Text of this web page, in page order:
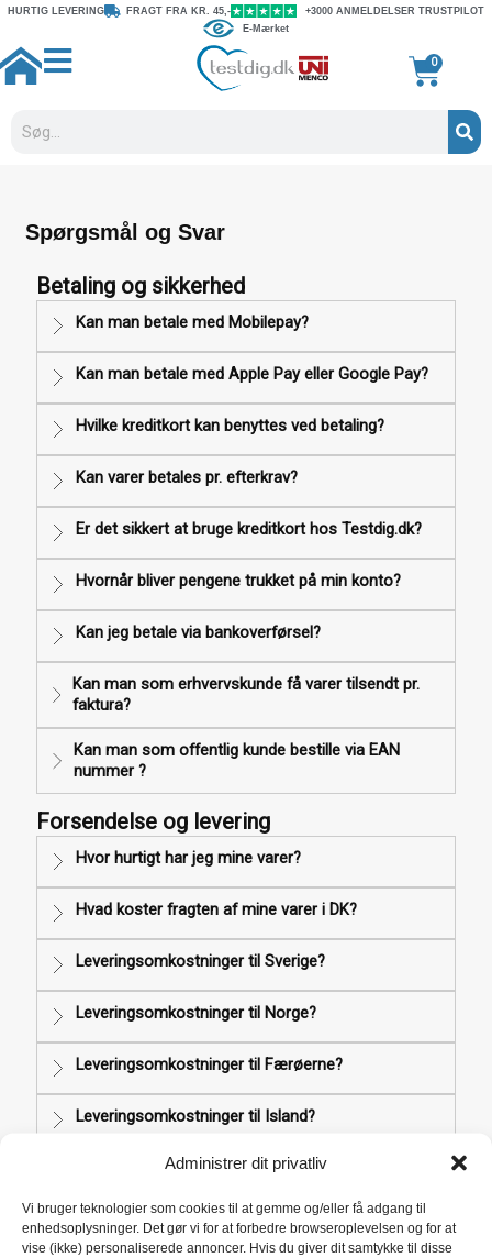
Administrer dit privatliv
Vi bruger teknologier som cookies til at gemme og/eller få adgang til
enhedsoplysninger. Det gør vi for at forbedre browseroplevelsen og for at
vise (ikke) personaliserede annoncer. Hvis du giver dit samtykke til disse
Gå
indholdet
HURTIG LEVERING FRAGT FRA KR. 45,-
+3000 ANMELDELSER TRUSTPILOT
E-Mærket
0
Kurv
Spørgsmål og Svar
Betaling og sikkerhed
Kan man betale med Mobilepay?
Kan man betale med Apple Pay eller Google Pay?
Hvilke kreditkort kan benyttes ved betaling?
Kan varer betales pr. efterkrav?
Er det sikkert at bruge kreditkort hos Testdig.dk?
Hvornår bliver pengene trukket på min konto?
Kan jeg betale via bankoverførsel?
Kan man som erhvervskunde få varer tilsendt pr.
faktura?
Kan man som offentlig kunde bestille via EAN
nummer ?
Forsendelse og levering
Hvor hurtigt har jeg mine varer?
Hvad koster fragten af mine varer i DK?
Leveringsomkostninger til Sverige?
Leveringsomkostninger til Norge?
Leveringsomkostninger til Færøerne?
Leveringsomkostninger til Island?
Leveringsomkostninger til Grønland?
Jeg var ikke hjemme da posten kom, hvor er min
pakke?